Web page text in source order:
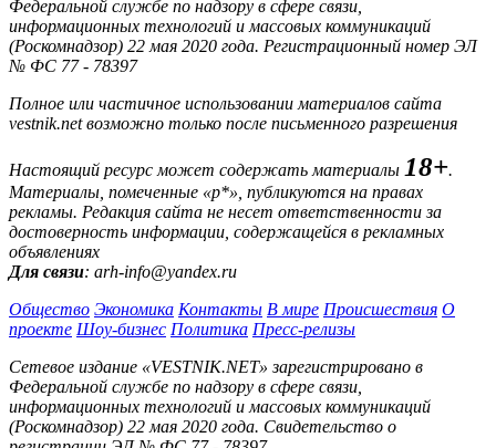
Федеральной службе по надзору в сфере связи,
информационных технологий и массовых коммуникаций
(Роскомнадзор) 22 мая 2020 года. Регистрационный номер ЭЛ
№ ФС 77 - 78397
Полное или частичное использовании материалов сайта
vestnik.net возможно только после письменного разрешения
Настоящий ресурс может содержать материалы 18+.
Материалы, помеченные «р*», публикуются на правах
рекламы. Редакция сайта не несет ответственности за
достоверность информации, содержащейся в рекламных
объявлениях
Для связи: arh-info@yandex.ru
Общество Экономика Контакты В мире Происшествия О
проекте Шоу-бизнес Политика Пресс-релизы
Сетевое издание «VESTNIK.NET» зарегистрировано в
Федеральной службе по надзору в сфере связи,
информационных технологий и массовых коммуникаций
(Роскомнадзор) 22 мая 2020 года. Свидетельство о